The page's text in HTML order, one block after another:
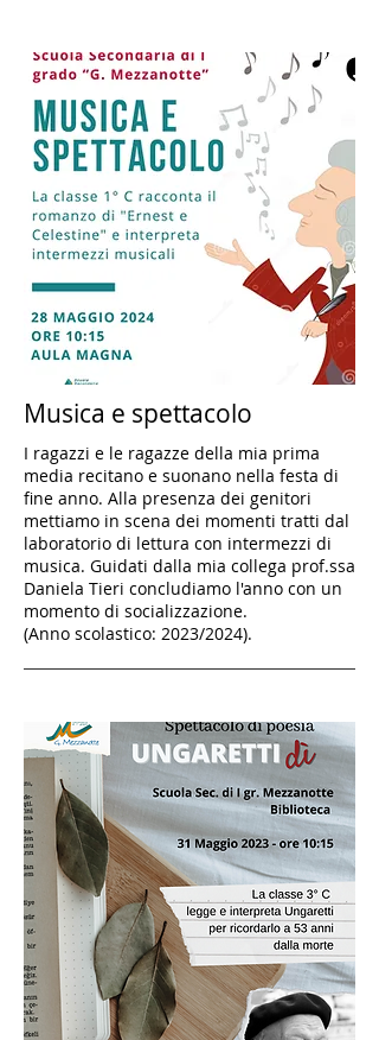
Musica e spettacolo
I ragazzi e le ragazze della mia prima
media recitano e suonano nella festa di
fine anno. Alla presenza dei genitori
mettiamo in scena dei momenti tratti dal
laboratorio di lettura con intermezzi di
musica. Guidati dalla mia collega prof.ssa
Daniela Tieri concludiamo l'anno con un
momento di socializzazione.
(Anno scolastico: 2023/2024).